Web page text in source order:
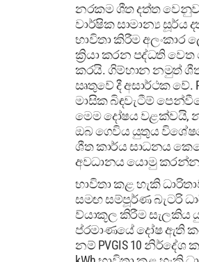
නරකම ශීත දත්ත
වාර්ෂික සාමාන්‍ය සූර්ය
භාවිතා කිරීම අලංකාර
ක්‍රියා කරන පද්ධති
කරයි. ගිම්හාන නමුත්
ඍතුවේ දී අසාර්ථක වේ.
මාසික බිඳවැටීම්
මෙම දෝෂය වළක්වයි,
ඔබ ගෙවිය යුතුය
ශීත කාර්ය සාධනය
අවධානය යොමු
භාවිතා කළ හැකි
සමඟ සම්පූර්ණ බැටරි
ව්යාකූල කිරීම සැලකිය
ප්රමාණයේ දෝෂ ඇති
නම් PVGIS 10 නිර්දේශ